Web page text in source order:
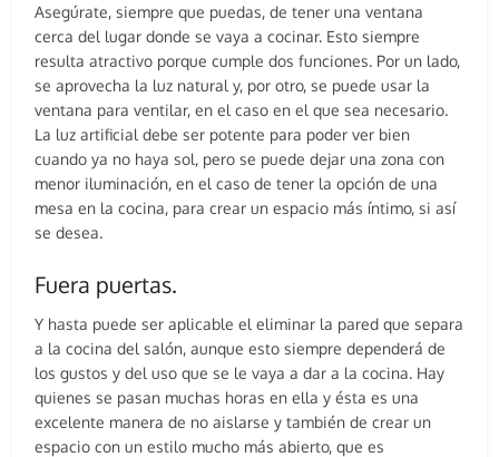
Asegúrate, siempre que puedas, de tener una ventana
cerca del lugar donde se vaya a cocinar. Esto siempre
resulta atractivo porque cumple dos funciones. Por un lado,
se aprovecha la luz natural y, por otro, se puede usar la
ventana para ventilar, en el caso en el que sea necesario.
La luz artificial debe ser potente para poder ver bien
cuando ya no haya sol, pero se puede dejar una zona con
menor iluminación, en el caso de tener la opción de una
mesa en la cocina, para crear un espacio más íntimo, si así
se desea.
Fuera puertas.
Y hasta puede ser aplicable el eliminar la pared que separa
a la cocina del salón, aunque esto siempre dependerá de
los gustos y del uso que se le vaya a dar a la cocina. Hay
quienes se pasan muchas horas en ella y ésta es una
excelente manera de no aislarse y también de crear un
espacio con un estilo mucho más abierto, que es